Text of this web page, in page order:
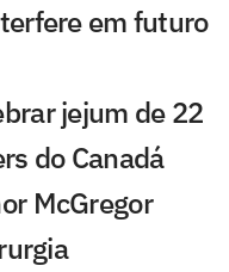
em futuro
jejum de 22
do Canadá
McGregor